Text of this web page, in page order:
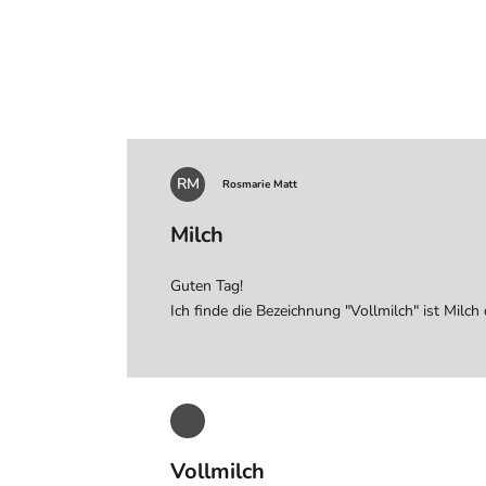
RM Rosmarie Matt
Milch
Guten Tag!
Ich finde die Bezeichnung "Vollmilch" ist
Vollmilch